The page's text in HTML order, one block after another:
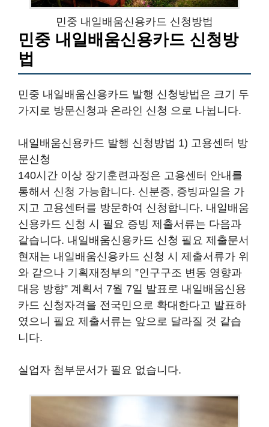
민중 내일배움신용카드 신청방법
민중 내일배움신용카드 신청방
법
민중 내일배움신용카드 발행 신청방법은 크기 두
가지로 방문신청과 온라인 신청 으로 나뉩니다.
내일배움신용카드 발행 신청방법 1) 고용센터 방
문신청
140시간 이상 장기훈련과정은 고용센터 안내를
통해서 신청 가능합니다. 신분증, 증빙파일을 가
지고 고용센터를 방문하여 신청합니다. 내일배움
신용카드 신청 시 필요 증빙 제출서류는 다음과
같습니다. 내일배움신용카드 신청 필요 제출문서
현재는 내일배움신용카드 신청 시 제출서류가 위
와 같으나 기획재정부의 ”인구구조 변동 영향과
대응 방향” 계획서 7월 7일 발표로 내일배움신용
카드 신청자격을 전국민으로 확대한다고 발표하
였으니 필요 제출서류는 앞으로 달라질 것 같습
니다.
실업자 첨부문서가 필요 없습니다.